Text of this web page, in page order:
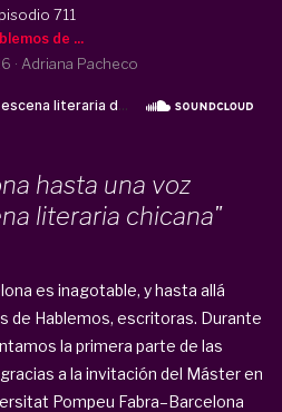
711
de ...
· Adriana Pacheco
hasta una voz
literaria chicana"
es inagotable, y hasta allá
de Hablemos, escritoras. Durante
la primera parte de las
a la invitación del Máster en
Pompeu Fabra–Barcelona